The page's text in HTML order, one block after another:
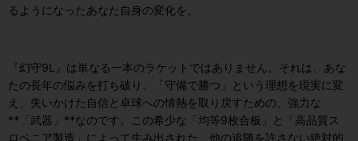
るようになったあなた自身の変化を。
『幻守9L』は単なる一本のラケットではありません。それは、あな
たの長年の悩みを打ち破り、「守備で勝つ」という理想を現実に変
え、失いかけた自信と卓球への情熱を取り戻すための、強力な
**「武器」**なのです。この希少な「均等9枚合板」と「高品質ス
ロベニア製造」によって生み出された、他の追随を許さない絶対的